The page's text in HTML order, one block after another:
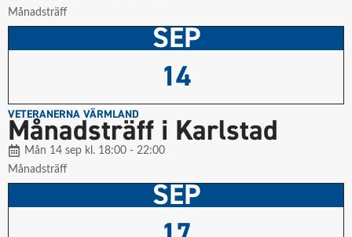
Månadsträff
SEP
14
VETERANERNA VÄRMLAND
Månadsträff i Karlstad
Mån 14 sep kl. 18:00 - 22:00
Månadsträff
SEP